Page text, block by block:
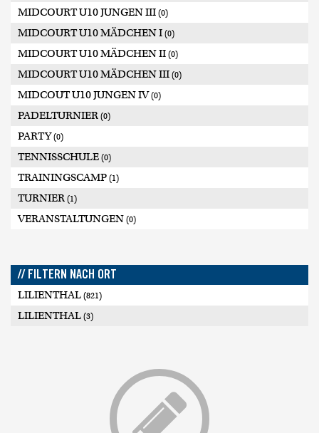
MIDCOURT U10 JUNGEN III (0)
MIDCOURT U10 MÄDCHEN I (0)
MIDCOURT U10 MÄDCHEN II (0)
MIDCOURT U10 MÄDCHEN III (0)
MIDCOUT U10 JUNGEN IV(0)
PADELTURNIER (0)
PARTY(0)
TENNISSCHULE (0)
TRAININGSCAMP (1)
TURNIER (1)
VERANSTALTUNGEN (0)
// FILTERN NACH ORT
LILIENTHAL (821)
LILIENTHAL (3)